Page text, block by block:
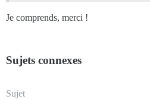
Je comprends, merci !
Sujets connexes
Sujet